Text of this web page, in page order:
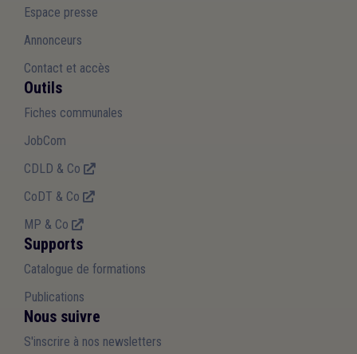
Espace presse
Annonceurs
Contact et accès
Outils
Fiches communales
JobCom
CDLD & Co
CoDT & Co
MP & Co
Supports
Catalogue de formations
Publications
Nous suivre
S'inscrire à nos newsletters